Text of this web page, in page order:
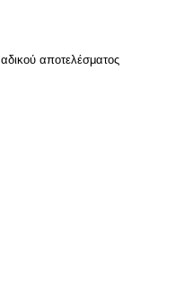
αποτελέσματος